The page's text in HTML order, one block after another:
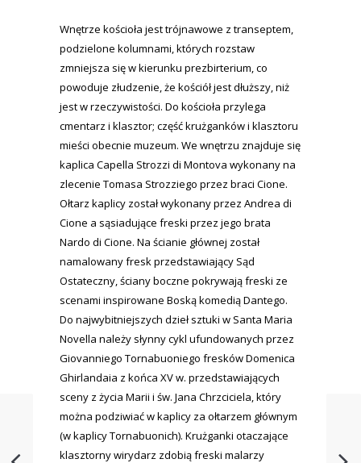
Wnętrze kościoła jest trójnawowe z transeptem,
podzielone kolumnami, których rozstaw
zmniejsza się w kierunku prezbirterium, co
powoduje złudzenie, że kościół jest dłuższy, niż
jest w rzeczywistości. Do kościoła przylega
cmentarz i klasztor; część krużganków i klasztoru
mieści obecnie muzeum. We wnętrzu znajduje się
kaplica Capella Strozzi di Montova wykonany na
zlecenie Tomasa Strozziego przez braci Cione.
Ołtarz kaplicy został wykonany przez Andrea di
Cione a sąsiadujące freski przez jego brata
Nardo di Cione. Na ścianie głównej został
namalowany fresk przedstawiający Sąd
Ostateczny, ściany boczne pokrywają freski ze
scenami inspirowane Boską komedią Dantego.
Do najwybitniejszych dzieł sztuki w Santa Maria
Novella należy słynny cykl ufundowanych przez
Giovanniego Tornabuoniego fresków Domenica
Ghirlandaia z końca XV w. przedstawiających
sceny z życia Marii i św. Jana Chrzciciela, który
można podziwiać w kaplicy za ołtarzem głównym
(w kaplicy Tornabuonich). Krużganki otaczające
klasztorny wirydarz zdobią freski malarzy